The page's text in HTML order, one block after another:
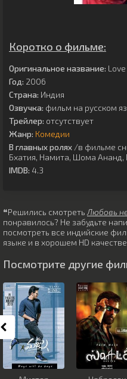
Коротко о фильме:
Оригинальное название:
Год: 2006
Страна: Индия
Озвучка: фильм на русском
Трейлер: отсутствует
Жанр: Комедии
В главных ролях /в фильме
Бхатия, Намита, Шома Ананд,
IMDB: 4.3
❝Решились смотреть Любовь
понравилось? Не забудьте
посмотреть все индийские
языке и в хорошем HD
Посмотрите другие